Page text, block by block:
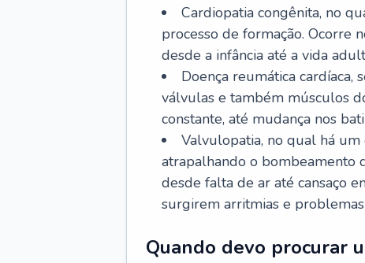
Cardiopatia congênita, no
processo de formação. Ocorre
desde a infância até a vida
Doença reumática
válvulas e também músculos
constante, até mudança nos
Valvulopatia, no qual há um
atrapalhando o bombeamento
desde falta de ar até cansaço
surgirem arritmias e
Quando devo procurar